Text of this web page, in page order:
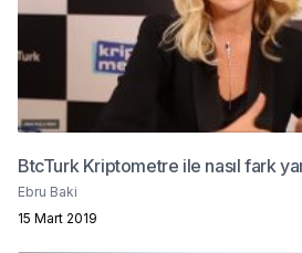
BtcTurk Kriptometre ile nasıl fark
Ebru Baki
15 Mart 2019